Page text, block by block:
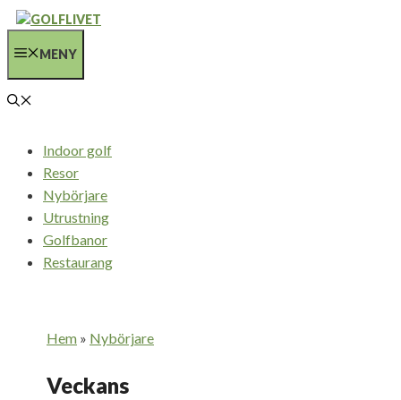
Hoppa
innehållMENY
Indoor golf
Resor
Nybörjare
Utrustning
Golfbanor
Restaurang
Hem » Nybörjare
Veckans